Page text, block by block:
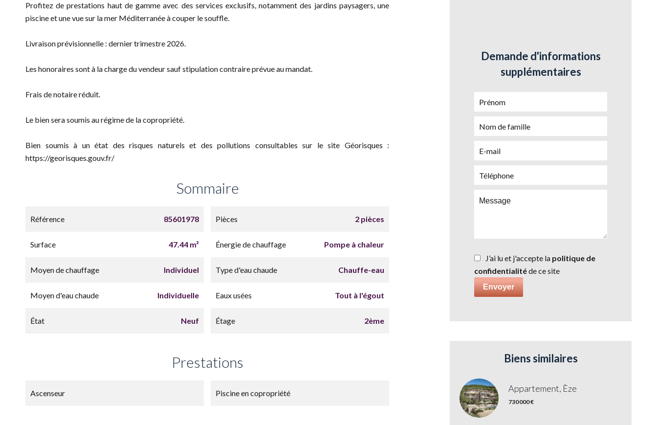
Profitez de prestations haut de gamme avec des services exclusifs, notamment des jardins paysagers, une
piscine et une vue sur la mer Méditerranée à couper le souffle.
Livraison prévisionnelle : dernier trimestre 2026.
Les honoraires sont à la charge du vendeur sauf stipulation contraire prévue au mandat.
Frais de notaire réduit.
Le bien sera soumis au régime de la copropriété.
Bien soumis à un état des risques naturels et des pollutions consultables sur le site Géorisques :
https://georisques.gouv.fr/
Sommaire
Référence 85601978 Pièces 2 pièces
Surface 47.44 m² Énergie de chauffage Pompe à chaleur
Moyen de chauffage Individuel Type d'eau chaude Chauffe-eau
Moyen d'eau chaude Individuelle Eaux usées Tout à l'égout
État Neuf Étage 2ème
Prestations
Ascenseur Piscine en copropriété
Demande d'informations
supplémentaires
J’ai lu et j'accepte la politique de
confidentialitéde ce site
Envoyer
Biens similaires
Appartement, Èze
730 000 €